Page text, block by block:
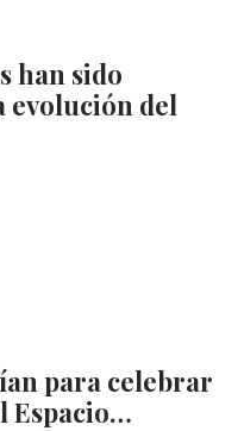
han sido
evolución del
para celebrar
Espacio…